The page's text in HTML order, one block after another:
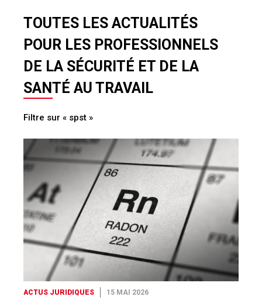
TOUTES LES ACTUALITÉS
POUR LES PROFESSIONNELS
DE LA SÉCURITÉ ET DE LA
SANTÉ AU TRAVAIL
Filtre sur « spst »
ACTUS JURIDIQUES 15 MAI 2026